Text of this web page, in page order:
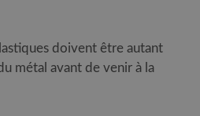
doivent être autant
métal avant de venir à la